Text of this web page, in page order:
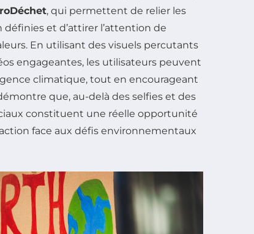
, qui permettent de relier les
et d’attirer l’attention de
En utilisant des visuels percutants
engageantes, les utilisateurs peuvent
climatique, tout en encourageant
que, au-delà des selfies et des
constituent une réelle opportunité
face aux défis environnementaux